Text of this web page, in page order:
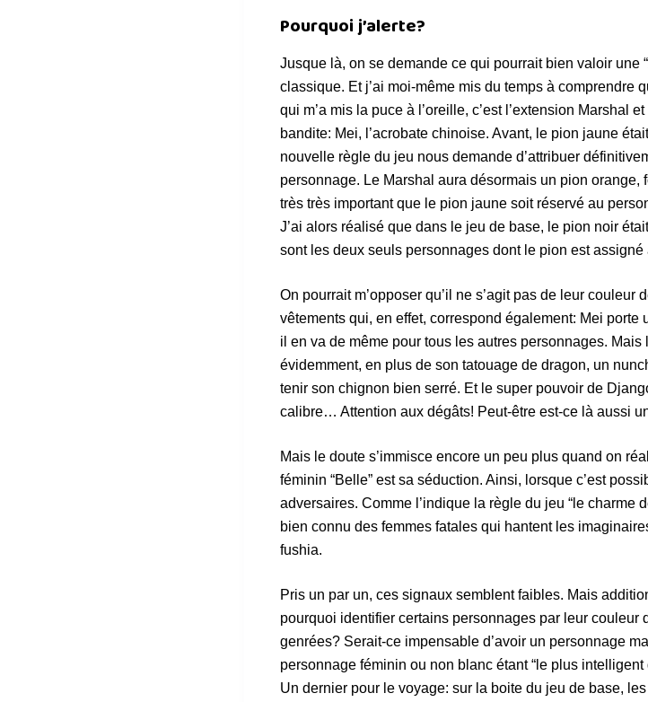
Pourquoi j’alerte?
Jusque là, on se demande ce qui pourrait bien valoir une
classique. Et j’ai moi-même mis du temps à comprendre
qui m’a mis la puce à l’oreille, c’est l’extension Marshal
bandite: Mei, l’acrobate chinoise. Avant, le pion jaune
nouvelle règle du jeu nous demande d’attribuer
personnage. Le Marshal aura désormais un pion orange,
très très important que le pion jaune soit réservé au
J’ai alors réalisé que dans le jeu de base, le pion noir
sont les deux seuls personnages dont le pion est
On pourrait m’opposer qu’il ne s’agit pas de leur
vêtements qui, en effet, correspond également: Mei
il en va de même pour tous les autres personnages.
évidemment, en plus de son tatouage de dragon, un
tenir son chignon bien serré. Et le super pouvoir de
calibre… Attention aux dégâts! Peut-être est-ce là aussi
Mais le doute s’immisce encore un peu plus quand on
féminin “Belle” est sa séduction. Ainsi, lorsque c’est
adversaires. Comme l’indique la règle du jeu “le charme
bien connu des femmes fatales qui hantent les
fushia.
Pris un par un, ces signaux semblent faibles. Mais
pourquoi identifier certains personnages par leur couleur
genrées? Serait-ce impensable d’avoir un personnage
personnage féminin ou non blanc étant “le plus intelligent
Un dernier pour le voyage: sur la boite du jeu de base,